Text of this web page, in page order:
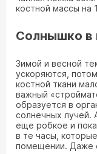
костной массы на
Солнышко в
Зимой и весной
ускоряются,
костной ткани
важный
образуется в
солнечных лучей.
еще робкое и
в те часы,
помещении. Даже